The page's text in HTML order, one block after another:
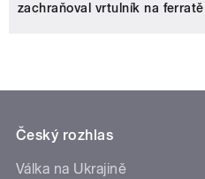
zachraňoval vrtulník na ferratě
Český rozhlas
Válka na Ukrajině